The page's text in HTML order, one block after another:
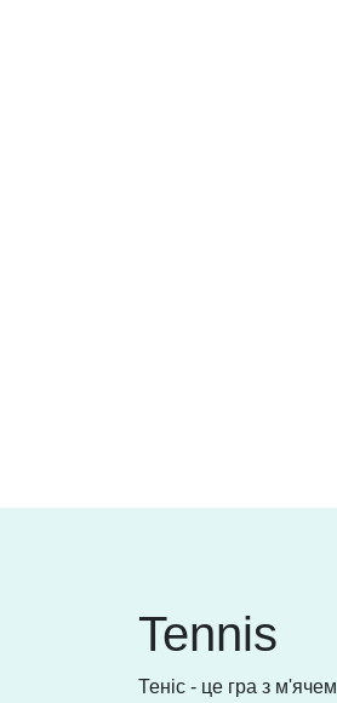
Tennis
Теніс - це гра з